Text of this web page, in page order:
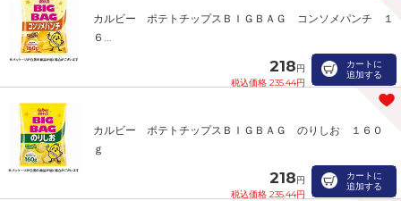
カルビー ポテトチップスＢＩＧＢＡＧ コンソメパンチ １
６...
218円
税込価格 235.44円
カートに
追加する
カルビー ポテトチップスＢＩＧＢＡＧ のりしお １６０
ｇ
218円
税込価格 235.44円
カートに
追加する